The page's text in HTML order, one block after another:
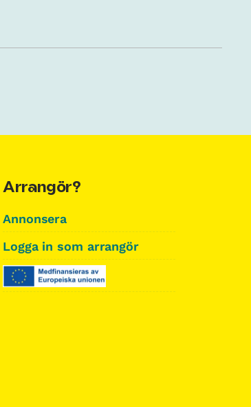
Arrangör?
Annonsera
Logga in som arrangör